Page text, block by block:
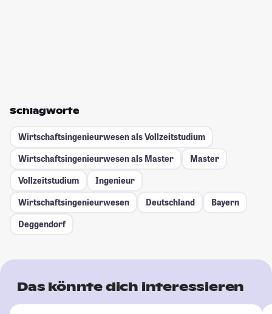
Schlagworte
Wirtschaftsingenieurwesen als Vollzeitstudium
Wirtschaftsingenieurwesen als Master
Master
Vollzeitstudium
Ingenieur
Wirtschaftsingenieurwesen
Deutschland
Bayern
Deggendorf
Das könnte dich interessieren